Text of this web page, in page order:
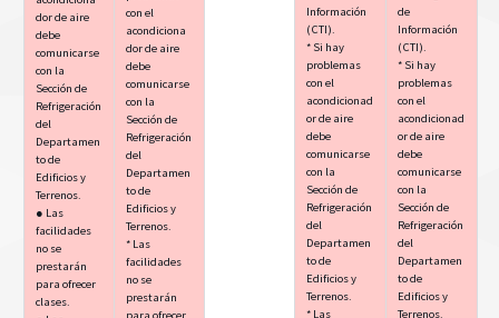
dor de aire
debe
comunicarse
con la
Sección de
Refrigeración
del
Departamen
to de
Edificios y
Terrenos.
● Las
facilidades
no se
prestarán
para ofrecer
clases.
con el
acondiciona
dor de aire
debe
comunicarse
con la
Sección de
Refrigeración
del
Departamen
to de
Edificios y
Terrenos.
* Las
facilidades
no se
prestarán
para ofrecer
Información
(CTI).
* Si hay
problemas
con el
acondicionad
or de aire
debe
comunicarse
con la
Sección de
Refrigeración
del
Departamen
to de
Edificios y
Terrenos.
* Las
de
Información
(CTI).
* Si hay
problemas
con el
acondicionad
or de aire
debe
comunicarse
con la
Sección de
Refrigeración
del
Departamen
to de
Edificios y
Terrenos.